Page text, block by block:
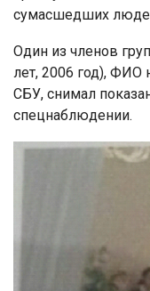
сумасшедших
Один из членов
лет, 2006 год), ФИО
СБУ, снимал
спецнаблюдении.